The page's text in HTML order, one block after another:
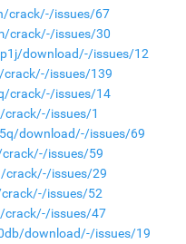
crack/-/issues/67
crack/-/issues/30
download/-/issues/12
issues/139
crack/-/issues/14
issues/1
download/-/issues/69
issues/59
crack/-/issues/29
issues/52
crack/-/issues/47
download/-/issues/19